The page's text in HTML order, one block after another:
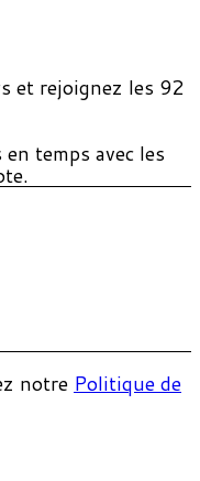
et rejoignez les 92
temps avec les
notre Politique de